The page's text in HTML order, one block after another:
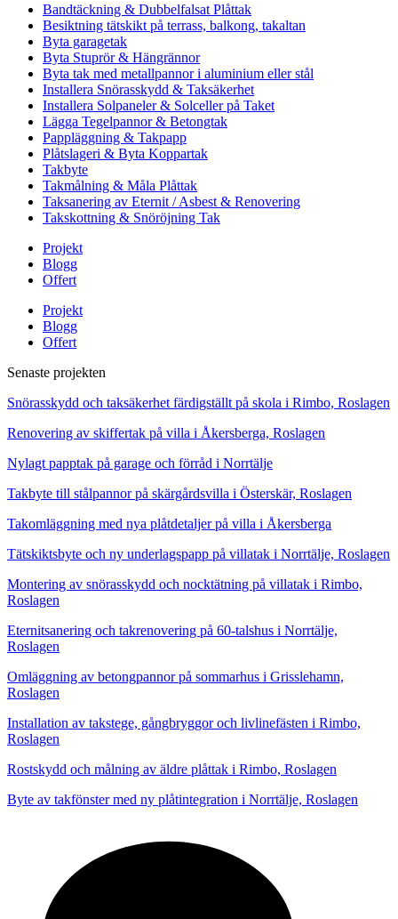
Bandtäckning & Dubbelfalsat Plåttak
Besiktning tätskikt på terrass, balkong, takaltan
Byta garagetak
Byta Stuprör & Hängrännor
Byta tak med metallpannor i aluminium eller stål
Installera Snörasskydd & Taksäkerhet
Installera Solpaneler & Solceller på Taket
Lägga Tegelpannor & Betongtak
Pappläggning & Takpapp
Plåtslageri & Byta Koppartak
Takbyte
Takmålning & Måla Plåttak
Taksanering av Eternit / Asbest & Renovering
Takskottning & Snöröjning Tak
Projekt
Blogg
Offert
Projekt
Blogg
Offert
Senaste projekten
Snörasskydd och taksäkerhet färdigställt på skola i Rimbo, Roslagen
Renovering av skiffertak på villa i Åkersberga, Roslagen
Nylagt papptak på garage och förråd i Norrtälje
Takbyte till stålpannor på skärgårdsvilla i Österskär, Roslagen
Takomläggning med nya plåtdetaljer på villa i Åkersberga
Tätskiktsbyte och ny underlagspapp på villatak i Norrtälje, Roslagen
Montering av snörasskydd och nocktätning på villatak i Rimbo,
Roslagen
Eternitsanering och takrenovering på 60-talshus i Norrtälje,
Roslagen
Omläggning av betongpannor på sommarhus i Grisslehamn,
Roslagen
Installation av takstege, gångbryggor och livlinefästen i Rimbo,
Roslagen
Rostskydd och målning av äldre plåttak i Rimbo, Roslagen
Byte av takfönster med ny plåtintegration i Norrtälje, Roslagen